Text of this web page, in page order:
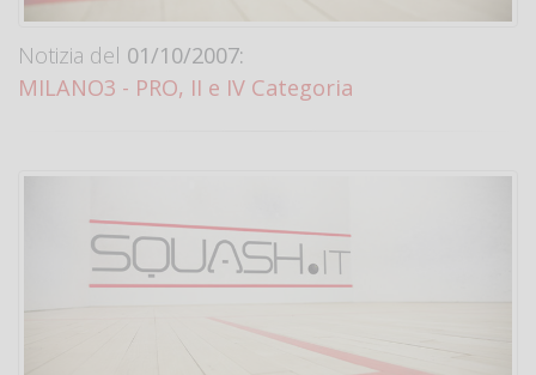
Notizia del 01/10/2007:
MILANO3 - PRO, II e IV Categoria